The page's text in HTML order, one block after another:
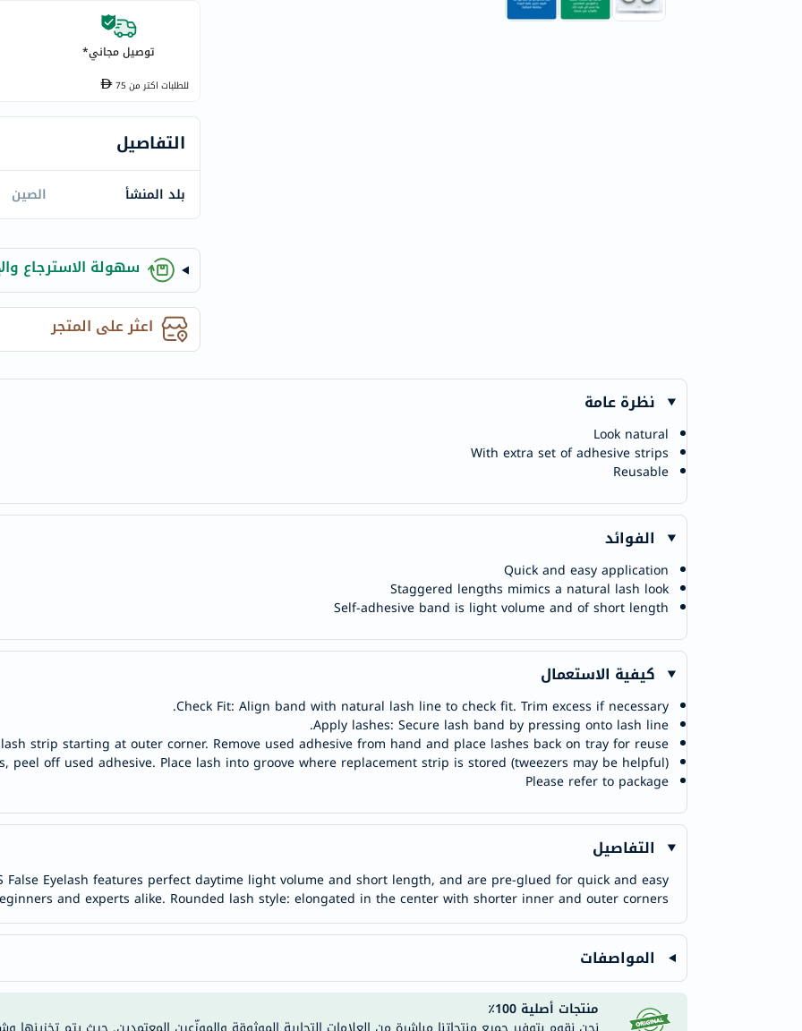
medicube
country-
life
blueberry-
bepanthen
21st-
accu-
chek
activise
acuvue
annemarie-
borlind
cetaphil
CHalpha
anua
K18
uriage
planet-
egoqv
solaray
cosrx
vitalproteins
OMRON
توصيل مجاني*
للطلبات اكتر من75
التفاصيل
بلد المنشأ الصين
سهولة الاسترجاع
اعثر على المتجر
نظرة عامة
Look natural
With extra set of adhesive strips
Reusable
الفوائد
Quick and easy application
Staggered lengths mimics a natural lash look
Self-adhesive band is light volume and of short length
كيفية الاستعمال
Check Fit: Align band with natural lash line to check fit. Trim excess if necessary.
Apply lashes: Secure lash band by pressing onto lash line.
strip starting at outer corner. Remove used adhesive from hand and place lashes back on tray for reuse.
peel off used adhesive. Place lash into groove where replacement strip is stored (tweezers may be helpful).
Please refer to package
التفاصيل
False Eyelash features perfect daytime light volume and short length, and are pre-glued for quick and easy
and experts alike. Rounded lash style: elongated in the center with shorter inner and outer corners
المواصفات
منتجات أصلية 100٪